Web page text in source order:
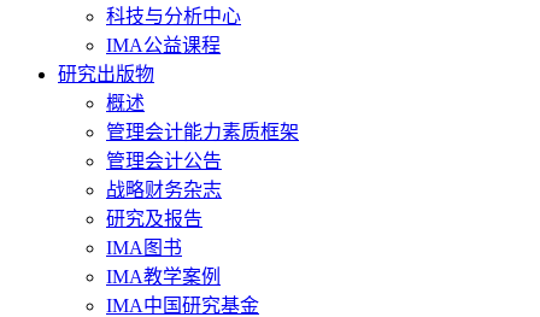
科技与分析中心
IMA公益课程
研究出版物
概述
管理会计能力素质框架
管理会计公告
战略财务杂志
研究及报告
IMA图书
IMA教学案例
IMA中国研究基金